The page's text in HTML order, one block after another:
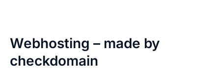
Webhosting – made by
checkdomain